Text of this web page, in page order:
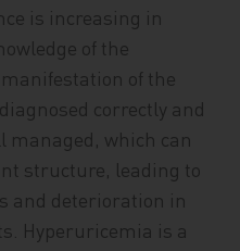
is increasing in
of the
of the
correctly and
managed, which can
structure, leading to
and deterioration in
Hyperuricemia is a